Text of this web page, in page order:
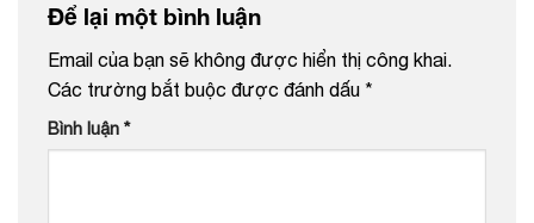
Để lại một bình luận
Email của bạn sẽ không được hiển thị công khai.
Các trường bắt buộc được đánh dấu *
Bình luận *